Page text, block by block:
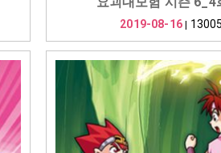
2019-08-16|